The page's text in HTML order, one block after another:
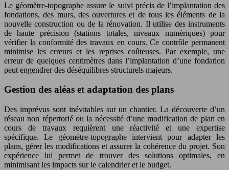
Le géomètre-topographe assure le suivi précis de l’implantation des
fondations, des murs, des ouvertures et de tous les éléments de la
nouvelle construction ou de la rénovation. Il utilise des instruments
de haute précision (stations totales, niveaux numériques) pour
vérifier la conformité des travaux en cours. Ce contrôle permanent
minimise les erreurs et les reprises coûteuses. Par exemple, une
erreur de quelques centimètres dans l’implantation d’une fondation
peut engendrer des déséquilibres structurels majeurs.
Gestion des aléas et adaptation des plans
Des imprévus sont inévitables sur un chantier. La découverte d’un
réseau non répertorié ou la nécessité d’une modification de plan en
cours de travaux requièrent une réactivité et une expertise
spécifique. Le géomètre-topographe intervient pour adapter les
plans, gérer les modifications et assurer la cohérence du projet. Son
expérience lui permet de trouver des solutions optimales, en
minimisant les impacts sur le calendrier et le budget.